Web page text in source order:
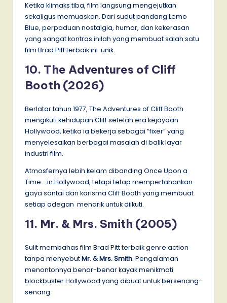
Ketika klimaks tiba, film langsung mengejutkan
sekaligus memuaskan. Dari sudut pandang Lemo
Blue, perpaduan nostalgia, humor, dan kekerasan
yang sangat kontras inilah yang membuat salah satu
film Brad Pitt terbaik ini unik.
10. The Adventures of Cliff
Booth (2026)
Berlatar tahun 1977, The Adventures of Cliff Booth
mengikuti kehidupan Cliff setelah era kejayaan
Hollywood, ketika ia bekerja sebagai “fixer” yang
menyelesaikan berbagai masalah di balik layar
industri film.
Atmosfernya lebih kelam dibanding Once Upon a
Time… in Hollywood, tetapi tetap mempertahankan
gaya santai dan karisma Cliff Booth yang membuat
setiap adegan menarik untuk diikuti.
11. Mr. & Mrs. Smith (2005)
Sulit membahas film Brad Pitt terbaik genre action
tanpa menyebutMr. & Mrs. Smith. Pengalaman
menontonnya benar-benar kayak menikmati
blockbuster Hollywood yang dibuat untuk bersenang-
senang.